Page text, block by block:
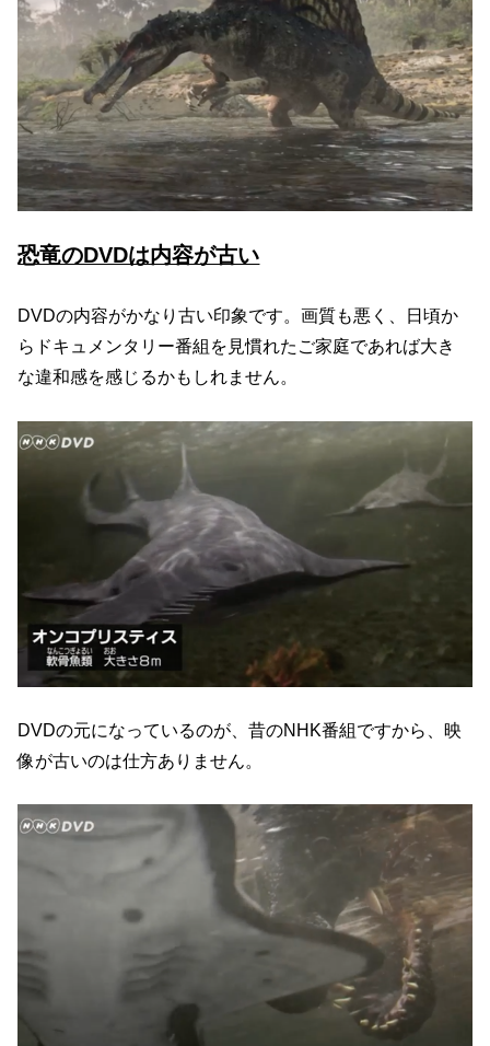
恐竜のDVDは内容が古い
DVDの内容がかなり古い印象です。画質も悪く、日頃か
らドキュメンタリー番組を見慣れたご家庭であれば大き
な違和感を感じるかもしれません。
DVDの元になっているのが、昔のNHK番組ですから、映
像が古いのは仕方ありません。